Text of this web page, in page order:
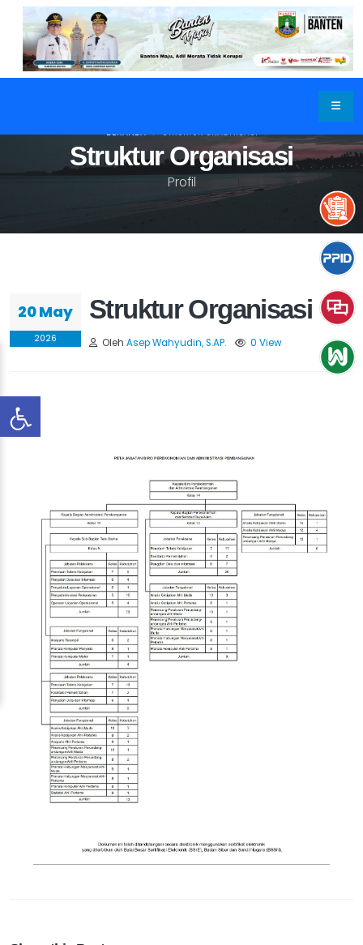
Struktur Organisasi
Profil
BERANDA STRUKTUR ORAGNISASI
20 May
2026
Struktur Organisasi
Oleh Asep Wahyudin, S.AP. 0 View